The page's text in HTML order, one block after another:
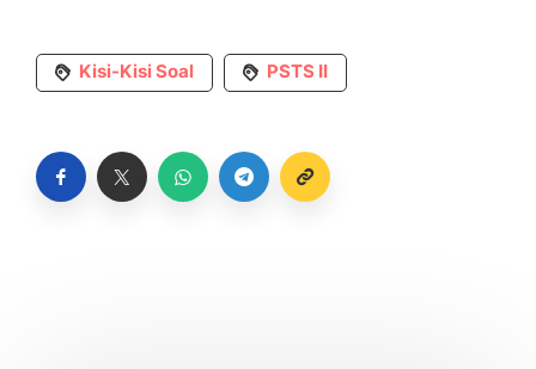
Kisi-Kisi Soal PSTS II